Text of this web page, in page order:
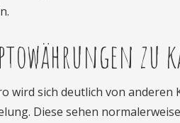
zu
wird sich deutlich von
Diese sehen